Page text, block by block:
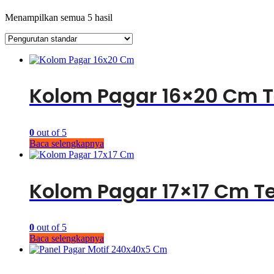
Menampilkan semua 5 hasil
Kolom Pagar 16×20 Cm
0 out of 5
Baca selengkapnya
Kolom Pagar 17×17 Cm
0 out of 5
Baca selengkapnya